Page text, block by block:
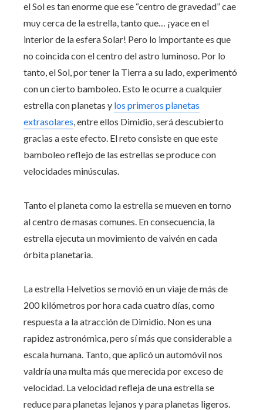
el Sol es tan enorme que ese “centro de gravedad” cae
muy cerca de la estrella, tanto que… ¡yace en el
interior de la esfera Solar! Pero lo importante es que
no coincida con el centro del astro luminoso. Por lo
tanto, el Sol, por tener la Tierra a su lado, experimentó
con un cierto bamboleo. Esto le ocurre a cualquier
estrella con planetas y los primeros planetas
extrasolares, entre ellos Dimidio, será descubierto
gracias a este efecto. El reto consiste en que este
bamboleo reflejo de las estrellas se produce con
velocidades minúsculas.
Tanto el planeta como la estrella se mueven en torno
al centro de masas comunes. En consecuencia, la
estrella ejecuta un movimiento de vaivén en cada
órbita planetaria.
La estrella Helvetios se movió en un viaje de más de
200 kilómetros por hora cada cuatro días, como
respuesta a la atracción de Dimidio. Non es una
rapidez astronómica, pero sí más que considerable a
escala humana. Tanto, que aplicó un automóvil nos
valdría una multa más que merecida por exceso de
velocidad. La velocidad refleja de una estrella se
reduce para planetas lejanos y para planetas ligeros.